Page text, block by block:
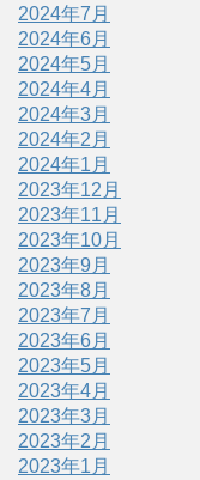
2024年7月
2024年6月
2024年5月
2024年4月
2024年3月
2024年2月
2024年1月
2023年12月
2023年11月
2023年10月
2023年9月
2023年8月
2023年7月
2023年6月
2023年5月
2023年4月
2023年3月
2023年2月
2023年1月